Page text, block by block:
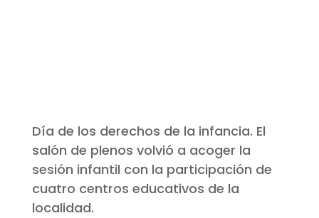
Día de los derechos de la infancia. El
salón de plenos volvió a acoger la
sesión infantil con la participación de
cuatro centros educativos de la
localidad.